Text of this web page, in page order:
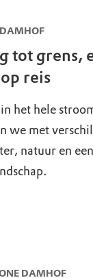
tot grens,
reis
het hele
we met
natuur en een
DAMHOF